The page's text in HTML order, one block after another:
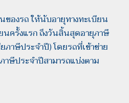
ของรถ ให้นับอายุทางทะเบียน
ครั้งแรก ถึงวันสิ้นสุดอายุภาษี
าษีประจำปี) โดยรถที่เข้าข่าย
ษีประจำปีสามารถแบ่งตาม